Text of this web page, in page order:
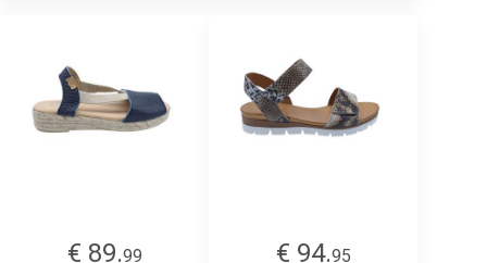
€ 89.99
€ 94.95